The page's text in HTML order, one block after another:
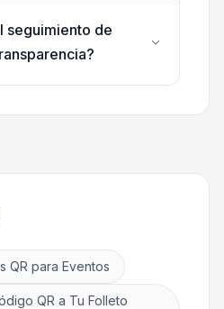
seguimiento de
QR para Eventos
QR a Tu Folleto